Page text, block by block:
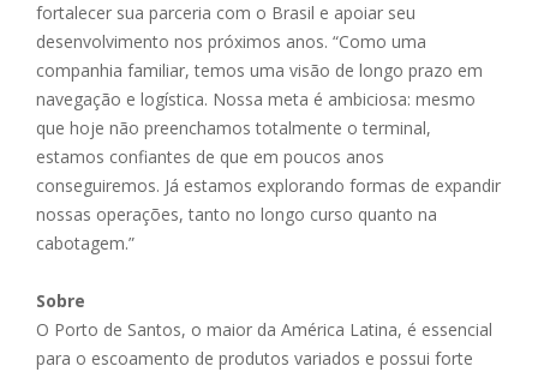
fortalecer sua parceria com o Brasil e apoiar seu
desenvolvimento nos próximos anos. “Como uma
companhia familiar, temos uma visão de longo prazo em
navegação e logística. Nossa meta é ambiciosa: mesmo
que hoje não preenchamos totalmente o terminal,
estamos confiantes de que em poucos anos
conseguiremos. Já estamos explorando formas de expandir
nossas operações, tanto no longo curso quanto na
cabotagem.”
Sobre
O Porto de Santos, o maior da América Latina, é essencial
para o escoamento de produtos variados e possui forte